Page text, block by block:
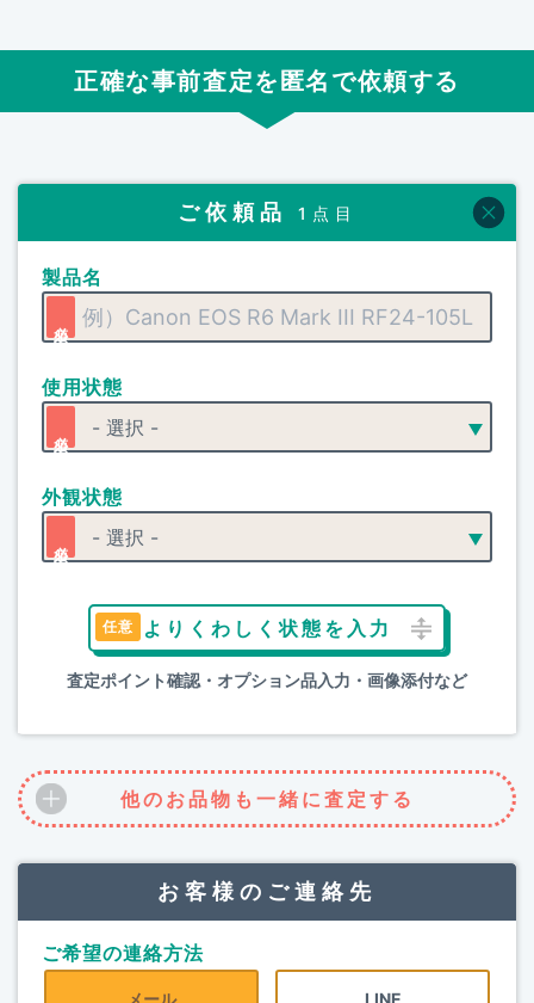
正確な事前査定を匿名で依頼する
ご依頼品 1点目
製品名
使用状態
外観状態
よりくわしく状態を入力
査定ポイント確認・オプション品入力・画像添付など
他のお品物も一緒に査定する
お客様のご連絡先
ご希望の連絡方法
メール LINE